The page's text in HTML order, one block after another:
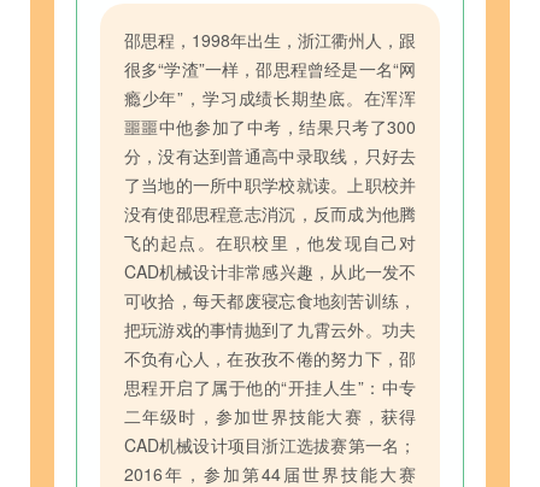
邵思程，1998年出生，浙江衢州人，跟
很多“学渣”一样，邵思程曾经是一名“网
瘾少年”，学习成绩长期垫底。在浑浑
噩噩中他参加了中考，结果只考了300
分，没有达到普通高中录取线，只好去
了当地的一所中职学校就读。上职校并
没有使邵思程意志消沉，反而成为他腾
飞的起点。在职校里，他发现自己对
CAD机械设计非常感兴趣，从此一发不
可收拾，每天都废寝忘食地刻苦训练，
把玩游戏的事情抛到了九霄云外。功夫
不负有心人，在孜孜不倦的努力下，邵
思程开启了属于他的“开挂人生”：中专
二年级时，参加世界技能大赛，获得
CAD机械设计项目浙江选拔赛第一名；
2016年，参加第44届世界技能大赛